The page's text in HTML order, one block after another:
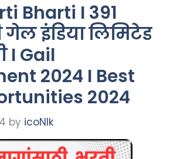
Bharti I 391
गेल इंडिया लिमिटेड
I Gail
2024 I Best
2024
by icoNIk